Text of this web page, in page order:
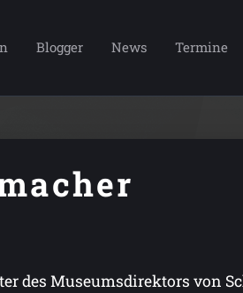
Blogger News Termine
des Museumsdirektors von